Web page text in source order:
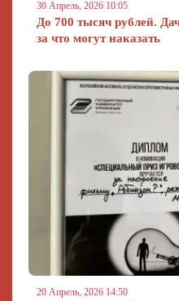
30 Апрель, 2026 10:05
До 700 тысяч рублей.
за что могут наказать
20 Апрель, 2026 14:50